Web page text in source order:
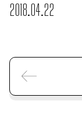
2018.04.22